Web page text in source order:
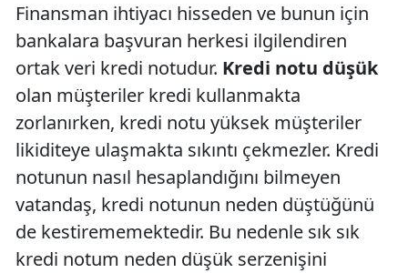
Finansman ihtiyacı hisseden ve bunun için
bankalara başvuran herkesi ilgilendiren
ortak veri kredi notudur. Kredi notu düşük
olan müşteriler kredi kullanmakta
zorlanırken, kredi notu yüksek müşteriler
likiditeye ulaşmakta sıkıntı çekmezler. Kredi
notunun nasıl hesaplandığını bilmeyen
vatandaş, kredi notunun neden düştüğünü
de kestirememektedir. Bu nedenle sık sık
kredi notum neden düşük serzenişini